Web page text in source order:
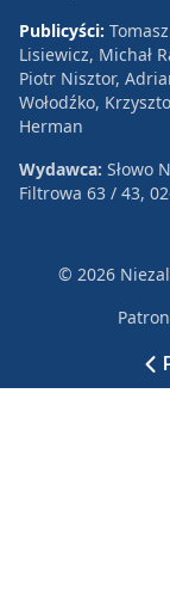
Publicyści:
Lisiewicz, Michał
Piotr Nisztor,
Wołodźko,
Herman
Wydawca: Słowo
Filtrowa 63 / 43,
© 2026